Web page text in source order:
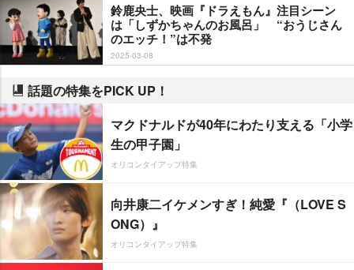
鈴鹿央士、映画『ドラえもん』注目シーン
は「しずかちゃんのお風呂」 “おうじさん
のエッチ！”は不発
2025-03-08
話題の特集をPICK UP！
マクドナルドが40年にわたり支える「小学
生の甲子園」
オリコンタイアップ特集
向井康二イケメンすぎ！純愛『（LOVE S
ONG）』
オリコンタイアップ特集